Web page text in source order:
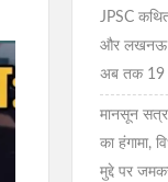
JPSC
और लखनऊ
अब तक 19
मानसून
का हंगामा,
मुद्दे पर